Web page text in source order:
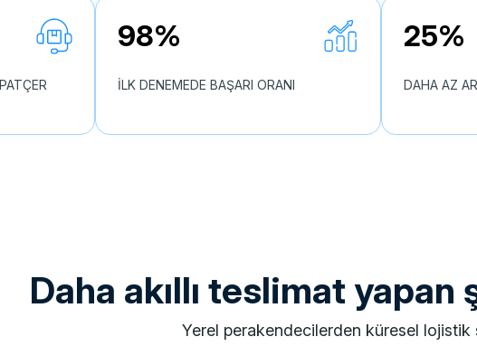
98%
İLK DENEMEDE BAŞARI ORANI
25%
DAHA AZ
daha akıllı teslimat
yerel perakendecilerden küresel lojistik